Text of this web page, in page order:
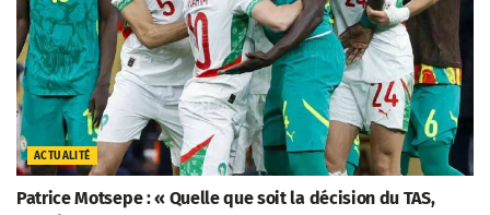
ACTUALITÉ
Patrice Motsepe : « Quelle que soit la décision du TAS,